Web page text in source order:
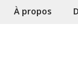
À propos